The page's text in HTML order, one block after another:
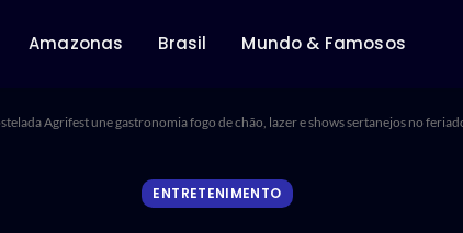
Amazonas Brasil Mundo & Famosos
Agrifest une gastronomia fogo de chão, lazer e shows sertanejos no
ENTRETENIMENTO